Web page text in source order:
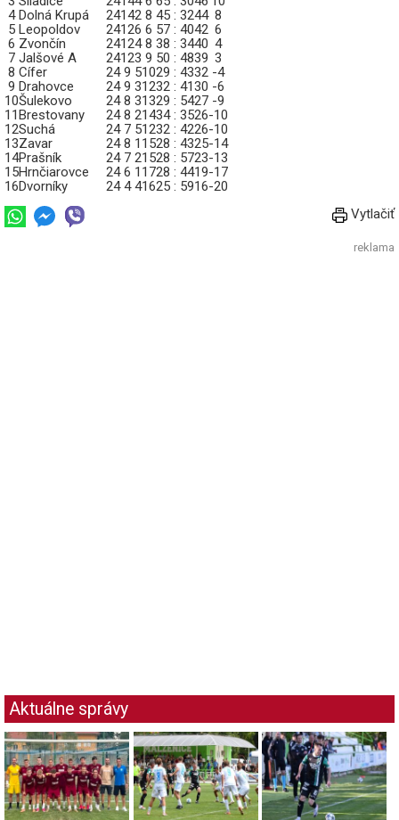
4 Dolná Krupá 24142 8 45 : 3244 8
5 Leopoldov 24126 6 57 : 4042 6
6 Zvončín 24124 8 38 : 3440 4
7 Jalšové A 24123 9 50 : 4839 3
8 Cífer 24 9 51029 : 4332 -4
9 Drahovce 24 9 31232 : 4130 -6
10Šulekovo 24 8 31329 : 5427 -9
11Brestovany 24 8 21434 : 3526-10
12Suchá 24 7 51232 : 4226-10
13Zavar 24 8 1 1528 : 4325-14
14Prašník 24 7 21528 : 5723-13
15Hrnčiarovce 24 6 1 1728 : 4419-17
16Dvorníky 24 4 41625 : 5916-20
Vytlačiť
reklama
Aktuálne správy